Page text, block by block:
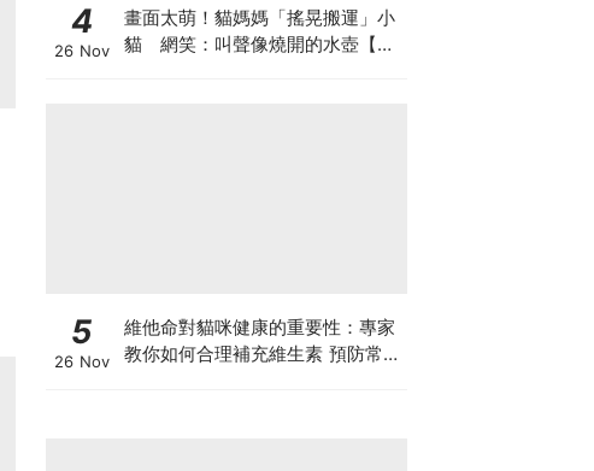
4
26 Nov
畫面太萌！貓媽媽「搖晃搬運」小
貓 網笑：叫聲像燒開的水壺【有
5
26 Nov
維他命對貓咪健康的重要性：專家
教你如何合理補充維生素 預防常見